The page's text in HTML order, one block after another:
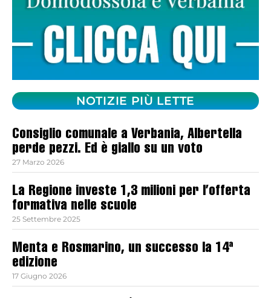
NOTIZIE PIÙ LETTE
Consiglio comunale a Verbania, Albertella
perde pezzi. Ed è giallo su un voto
27 Marzo 2026
La Regione investe 1,3 milioni per l’offerta
formativa nelle scuole
25 Settembre 2025
Menta e Rosmarino, un successo la 14ª
edizione
17 Giugno 2026